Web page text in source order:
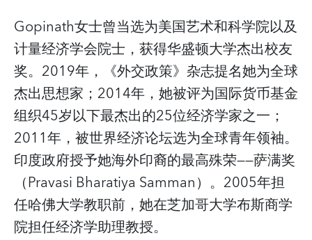
Gopinath女士曾当选为美国艺术和科学院以及
计量经济学会院士，获得华盛顿大学杰出校友
奖。2019年，《外交政策》杂志提名她为全球
杰出思想家；2014年，她被评为国际货币基金
组织45岁以下最杰出的25位经济学家之一；
2011年，被世界经济论坛选为全球青年领袖。
印度政府授予她海外印裔的最高殊荣——萨满奖
（Pravasi Bharatiya Samman）。2005年担
任哈佛大学教职前，她在芝加哥大学布斯商学
院担任经济学助理教授。